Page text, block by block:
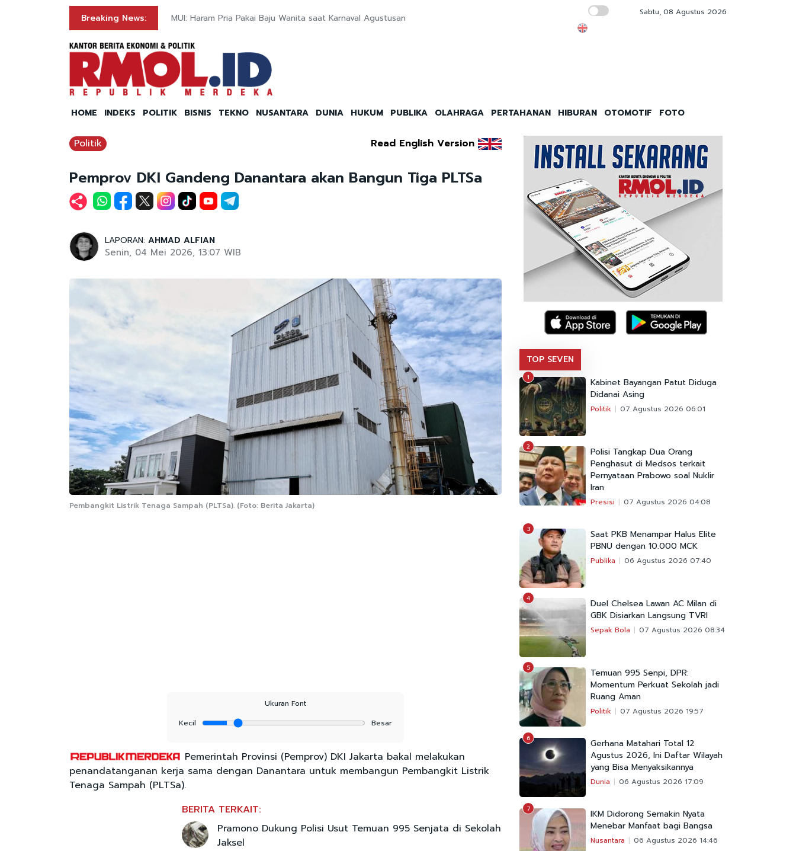
Breaking News: MUI: Haram Pria Pakai Baju Wanita saat Karnaval Agustusan Pergantian Panglima TNI Kental Politik
Sabtu, 08 Agustus 2026
HOME INDEKS POLITIK BISNIS TEKNO NUSANTARA DUNIA HUKUM PUBLIKA OLAHRAGA PERTAHANAN HIBURAN OTOMOTIF FOTO
Politik Read English Version
Pemprov DKI Gandeng Danantara akan Bangun Tiga PLTSa
LAPORAN: AHMAD ALFIAN
Senin, 04 Mei 2026, 13:07 WIB
Pembangkit Listrik Tenaga Sampah (PLTSa). (Foto: Berita Jakarta)
Ukuran Font
Kecil
Besar
Pemerintah Provinsi (Pemprov) DKI Jakarta bakal melakukan
penandatanganan kerja sama dengan Danantara untuk membangun Pembangkit Listrik
Tenaga Sampah (PLTSa).
BERITA TERKAIT:
Pramono Dukung Polisi Usut Temuan 995 Senjata di Sekolah
Jaksel
TOP SEVEN
1
Kabinet Bayangan Patut Diduga
Didanai Asing
Politik 07 Agustus 2026 06:01
2
Polisi Tangkap Dua Orang
Penghasut di Medsos terkait
Pernyataan Prabowo soal Nuklir
Iran
Presisi 07 Agustus 2026 04:08
3
Saat PKB Menampar Halus Elite
PBNU dengan 10.000 MCK
Publika 06 Agustus 2026 07:40
4
Duel Chelsea Lawan AC Milan di
GBK Disiarkan Langsung TVRI
Sepak Bola 07 Agustus 2026 08:34
5
Temuan 995 Senpi, DPR:
Momentum Perkuat Sekolah jadi
Ruang Aman
Politik 07 Agustus 2026 19:57
6
Gerhana Matahari Total 12
Agustus 2026, Ini Daftar Wilayah
yang Bisa Menyaksikannya
Dunia 06 Agustus 2026 17:09
7
IKM Didorong Semakin Nyata
Menebar Manfaat bagi Bangsa
Nusantara 06 Agustus 2026 14:46